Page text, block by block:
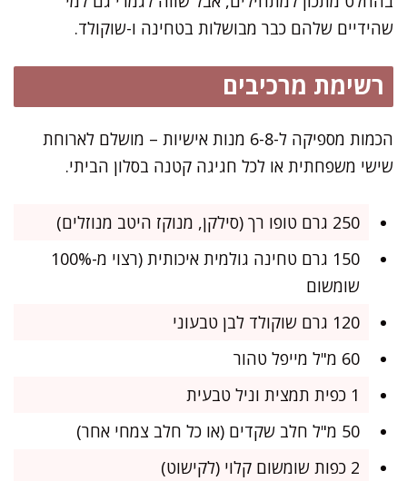
שהידיים שלהם כבר מבושלות בטחינה ו-שוקולד.
רשימת מרכיבים
הכמות מספיקה ל-6-8 מנות אישיות – מושלם לארוחת
שישי משפחתית או לכל חגיגה קטנה בסלון הביתי.
250 גרם טופו רך (סילקן, מנוקז היטב מנוזלים)
150 גרם טחינה גולמית איכותית (רצוי מ-100%
שומשום
120 גרם שוקולד לבן טבעוני
60 מ"ל מייפל טהור
1 כפית תמצית וניל טבעית
50 מ"ל חלב שקדים (או כל חלב צמחי אחר)
2 כפות שומשום קלוי (לקישוט)